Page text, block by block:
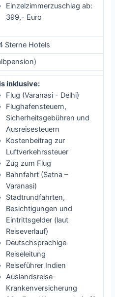
Einzelzimmerzuschlag ab:
399,- Euro
Sterne Hotels
inklusive:
Flug (Varanasi - Delhi)
Flughafensteuern,
Sicherheitsgebühren und
Ausreisesteuern
Kostenbeitrag zur
Luftverkehrssteuer
Zug zum Flug
Bahnfahrt (Satna –
Varanasi)
Stadtrundfahrten,
Besichtigungen und
Eintrittsgelder (laut
Reiseverlauf)
Deutschsprachige
Reiseleitung
Reiseführer Indien
Auslandsreise-
Krankenversicherung